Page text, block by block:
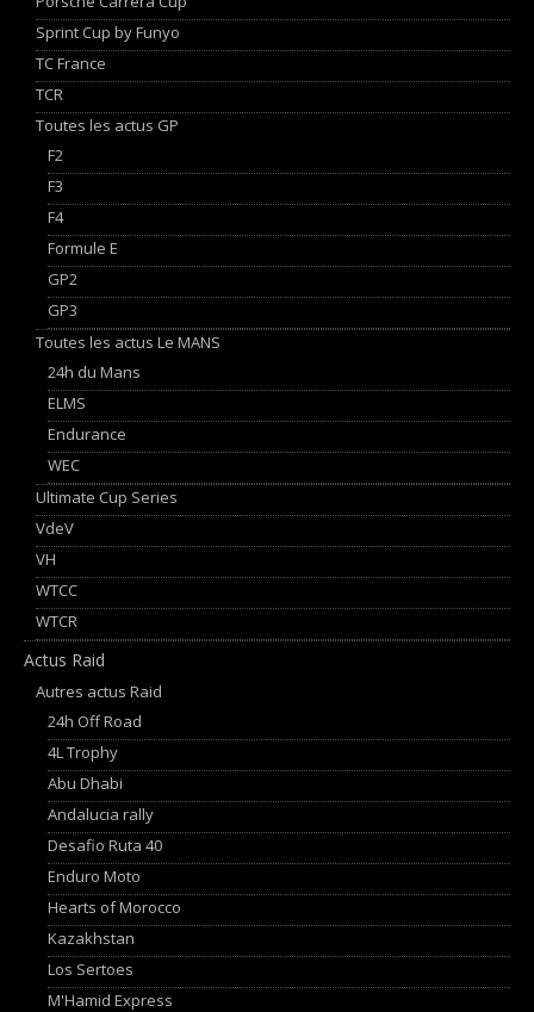
Sprint Cup by Funyo
TC France
TCR
Toutes les actus GP
F2
F3
F4
Formule E
GP2
GP3
Toutes les actus Le MANS
24h du Mans
ELMS
Endurance
WEC
Ultimate Cup Series
VdeV
VH
WTCC
WTCR
Actus Raid
Autres actus Raid
24h Off Road
4L Trophy
Abu Dhabi
Andalucia rally
Desafio Ruta 40
Enduro Moto
Hearts of Morocco
Kazakhstan
Los Sertoes
M'Hamid Express